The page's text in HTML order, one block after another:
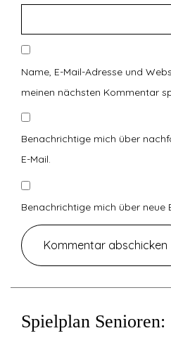
Name, E-Mail-Adresse und
meinen nächsten Kommentar
Benachrichtige mich über
E-Mail.
Benachrichtige mich über neue
Spielplan Senioren: